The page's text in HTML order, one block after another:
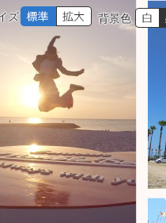
ズ 背景色